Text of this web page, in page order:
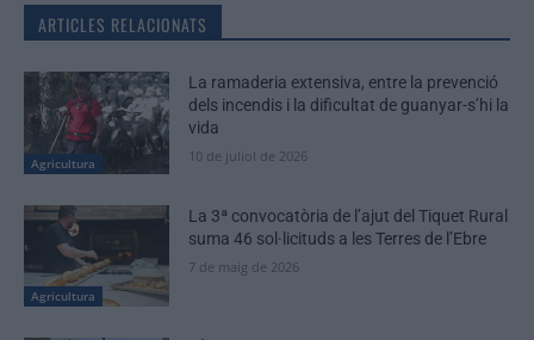
ARTICLES RELACIONATS
Agricultura
La ramaderia extensiva, entre la prevenció
dels incendis i la dificultat de guanyar-s’hi la
vida
10 de juliol de 2026
Agricultura
La 3ª convocatòria de l’ajut del Tiquet Rural
suma 46 sol·licituds a les Terres de l’Ebre
7 de maig de 2026